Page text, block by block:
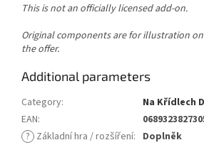
This is not an officially licensed add-on.
Original components are for illustration
the offer.
Additional parameters
Category:
Na Křídlech
EAN:
? Základní hra / rozšíření: Doplněk